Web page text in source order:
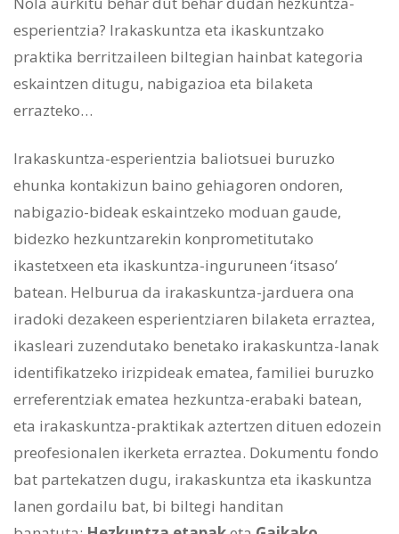
esperientzia? Irakaskuntza eta ikaskuntzako
praktika berritzaileen biltegian hainbat kategoria
eskaintzen ditugu, nabigazioa eta bilaketa
errazteko…
Irakaskuntza-esperientzia baliotsuei buruzko
ehunka kontakizun baino gehiagoren ondoren,
nabigazio-bideak eskaintzeko moduan gaude,
bidezko hezkuntzarekin konprometitutako
ikastetxeen eta ikaskuntza-inguruneen ‘itsaso’
batean. Helburua da irakaskuntza-jarduera ona
iradoki dezakeen esperientziaren bilaketa erraztea,
ikasleari zuzendutako benetako irakaskuntza-lanak
identifikatzeko irizpideak ematea, familiei buruzko
erreferentziak ematea hezkuntza-erabaki batean,
eta irakaskuntza-praktikak aztertzen dituen edozein
preofesionalen ikerketa erraztea. Dokumentu fondo
bat partekatzen dugu, irakaskuntza eta ikaskuntza
lanen gordailu bat, bi biltegi handitan